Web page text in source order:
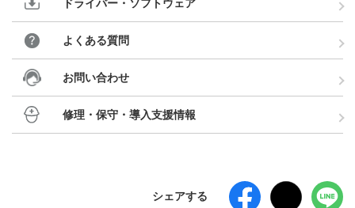
ドライバー・ソフトウェア
よくある質問
お問い合わせ
修理・保守・導入支援情報
シェアする